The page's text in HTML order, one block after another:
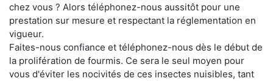
chez vous ? Alors téléphonez-nous aussitôt pour une
prestation sur mesure et respectant la réglementation en
vigueur.
Faites-nous confiance et téléphonez-nous dès le début de
la prolifération de fourmis. Ce sera le seul moyen pour
vous d'éviter les nocivités de ces insectes nuisibles, tant